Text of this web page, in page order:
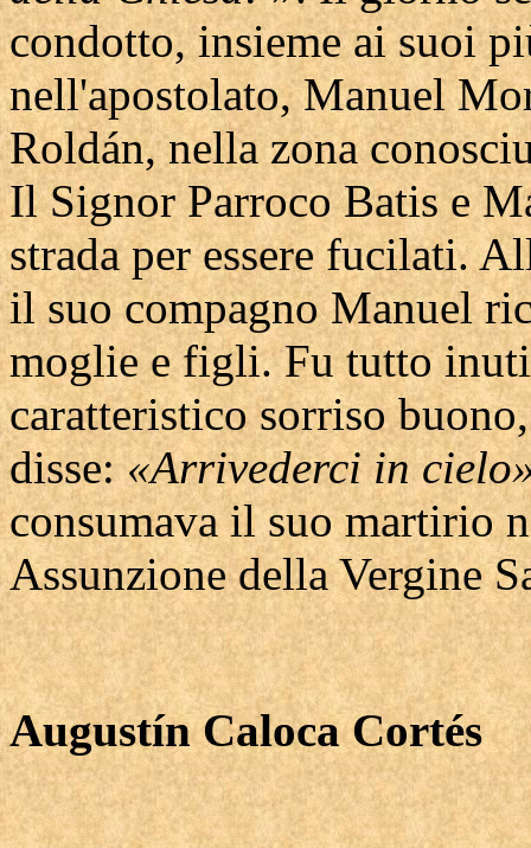
condotto, insieme ai suoi
nell'apostolato, Manuel
Roldán, nella zona
Il Signor Parroco Batis e
strada per essere fucilati.
il suo compagno Manuel
moglie e figli. Fu tutto
caratteristico sorriso
disse:«Arrivederci in
consumava il suo martirio
Assunzione della Vergine
Augustín Caloca Cortés